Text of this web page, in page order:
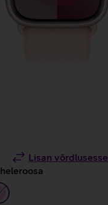
Lisan võrdlusesse
heleroosa
beež